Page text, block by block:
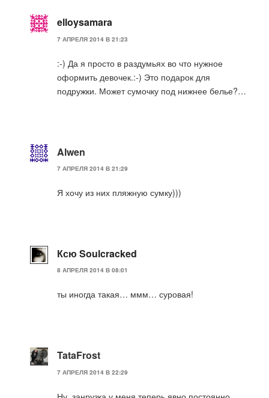
elloysamara
7 АПРЕЛЯ 2014 В 21:23
:-) Да я просто в раздумьях во что нужное
оформить девочек.:-) Это подарок для
подружки. Может сумочку под нижнее белье?…
Alwen
7 АПРЕЛЯ 2014 В 21:29
Я хочу из них пляжную сумку)))
Ксю Soulcracked
8 АПРЕЛЯ 2014 В 08:01
ты иногда такая… ммм… суровая!
TataFrost
7 АПРЕЛЯ 2014 В 22:29